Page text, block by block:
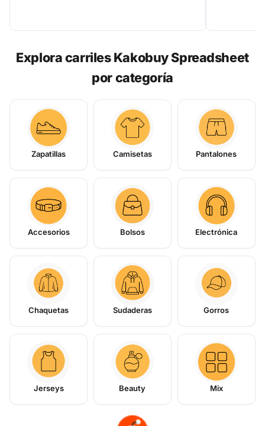
Explora carriles Kakobuy Spreadsheet
por categoría
Zapatillas Camisetas Pantalones
Accesorios Bolsos Electrónica
Chaquetas Sudaderas Gorros
Jerseys Beauty Mix